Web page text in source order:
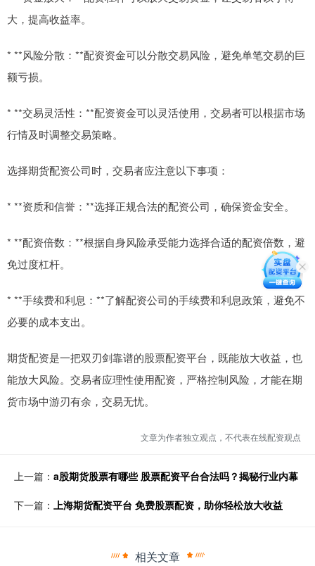
大，提高收益率。
* **风险分散：**配资资金可以分散交易风险，避免单笔交易的巨
额亏损。
* **交易灵活性：**配资资金可以灵活使用，交易者可以根据市场
行情及时调整交易策略。
选择期货配资公司时，交易者应注意以下事项：
* **资质和信誉：**选择正规合法的配资公司，确保资金安全。
* **配资倍数：**根据自身风险承受能力选择合适的配资倍数，避
免过度杠杆。
* **手续费和利息：**了解配资公司的手续费和利息政策，避免不
必要的成本支出。
期货配资是一把双刃剑靠谱的股票配资平台，既能放大收益，也
能放大风险。交易者应理性使用配资，严格控制风险，才能在期
货市场中游刃有余，交易无忧。
文章为作者独立观点，不代表在线配资观点
上一篇： a股期货股票有哪些 股票配资平台合法吗？揭秘行业内幕
下一篇： 上海期货配资平台 免费股票配资，助你轻松放大收益
相关文章